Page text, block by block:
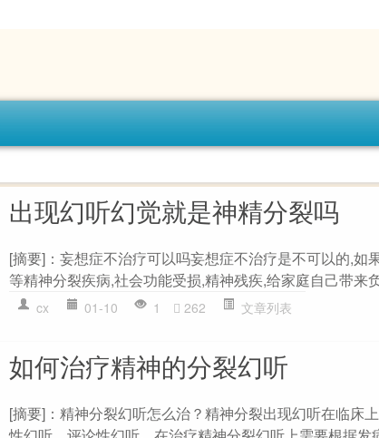
出现幻听幻觉就是神精分裂吗
[摘要]：妄想症不治疗可以吗妄想症不治疗是不可以的,
等精神分裂疾病,社会功能受损,精神残疾,给家庭自己带来
cx 01-10 1 262 文章列表
如何治疗精神的分裂幻听
[摘要]：精神分裂幻听怎么治？精神分裂出现幻听在临床